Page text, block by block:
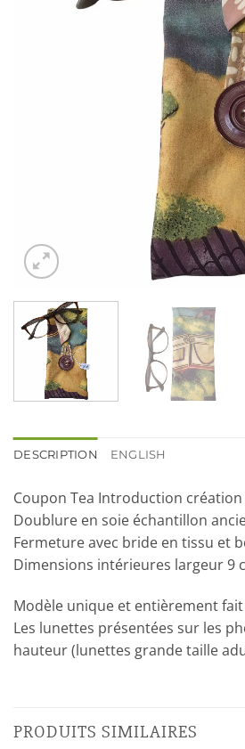
DESCRIPTION ENGLISH
Coupon Tea Introduction
Doublure en soie échantillon
Fermeture avec bride en tissu et
Dimensions intérieures largeur 9
Modèle unique et entièrement
Les lunettes présentées sur les
hauteur (lunettes grande taille
PRODUITS SIMILAIRES